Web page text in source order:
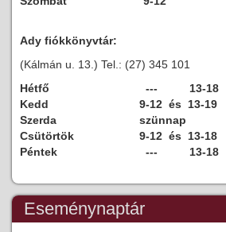
Ady fiókkönyvtár:
(Kálmán u. 13.) Tel.: (27) 345 101
Hétfő
--- 13-18
Kedd
9-12 és 13-19
Szerda
szünnap
Csütörtök
9-12 és 13-18
Péntek
--- 13-18
Eseménynaptár